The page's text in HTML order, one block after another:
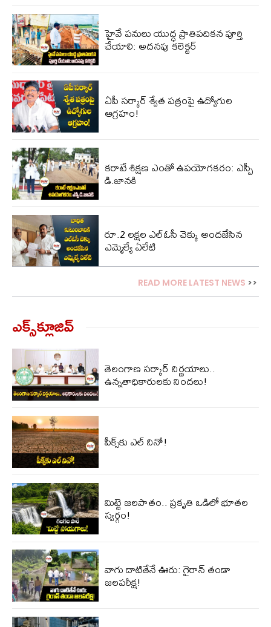
హైవే పనులు యుద్ధ ప్రాతిపదికన పూర్తి
చేయాలి: అదనపు కలెక్టర్
ఏపీ స‌ర్కార్ శ్వేత ప‌త్రంపై ఉద్యోగుల
ఆగ్ర‌హం!
కరాటే శిక్షణ ఎంతో ఉపయోగకరం: ఎస్పీ
డి.జానకి
రూ.2 లక్షల ఎల్‌ఓసీ చెక్కు అందజేసిన
ఎమ్మెల్యే ఏలేటి
READ MORE LATEST NEWS >>
ఎక్స్‌క్లూజివ్‌
తెలంగాణ సర్కార్ నిర్ణయాలు..
ఉన్నతాధికారులకు నిందలు!
పీక్స్‌కు ఎల్‌ నినో!
మిట్టె జలపాతం.. ప్రకృతి ఒడిలో భూతల
స్వర్గం!
వాగు దాటితేనే ఊరు: గైరాన్ తండా
జలపరీక్ష!